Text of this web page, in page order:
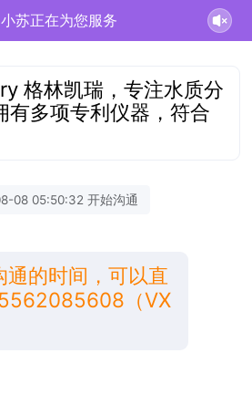
小苏正在为您服务
格林凯瑞，专注水质分
有多项专利仪器，符合
08 05:50:32 开始沟通
通的时间，可以直
（VX